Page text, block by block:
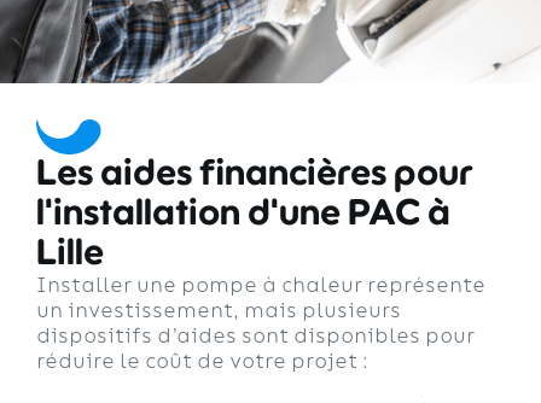
Les aides financières pour
l'installation d'une PAC à
Lille
Installer une pompe à chaleur représente
un investissement, mais plusieurs
dispositifs d’aides sont disponibles pour
réduire le coût de votre projet :